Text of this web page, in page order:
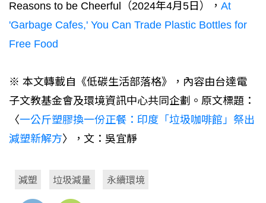
Reasons to be Cheerful（2024年4月5日）， At
'Garbage Cafes,' You Can Trade Plastic Bottles for
Free Food
※ 本文轉載自《低碳生活部落格》，內容由台達電
子文教基金會及環境資訊中心共同企劃。原文標題：
〈一公斤塑膠換一份正餐：印度「垃圾咖啡館」祭出
減塑新解方〉，文：吳宜靜
減塑 垃圾減量 永續環境